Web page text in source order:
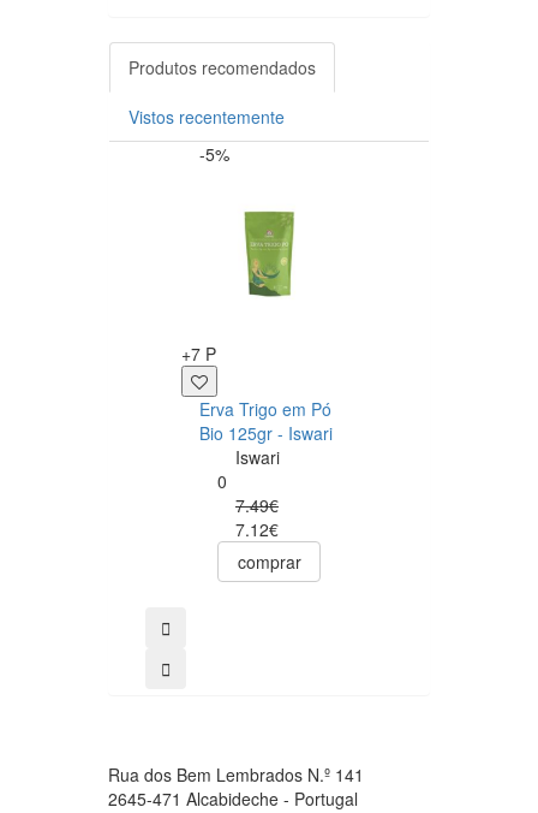
Produtos recomendados
Vistos recentemente
-5%
+7 P
Erva Trigo em Pó
Bio 125gr - Iswari
Iswari
0
7.49€
7.12€
comprar
Rua dos Bem Lembrados N.º 141
2645-471 Alcabideche - Portugal